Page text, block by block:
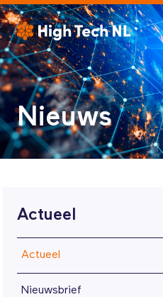
Nieuws
Actueel
Actueel
Nieuwsbrief